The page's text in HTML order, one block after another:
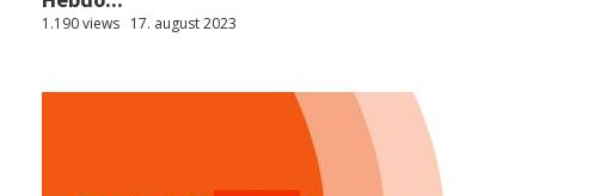
1.190 views 17. august 2023